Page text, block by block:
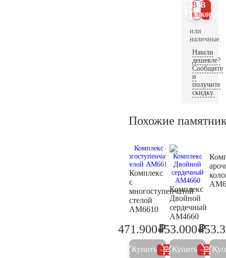
В
В 1
клик
или
наличные.
Нашли
дешевле?
Сообщите
и
получите
скидку.
Похожие
Комплекс
с
многоступенчатой
стелой
AM6610
496.700
471.900₽
Купить 5%
Комплекс
Двойной
сердечный
AM4660
453.000₽
Купить 5%